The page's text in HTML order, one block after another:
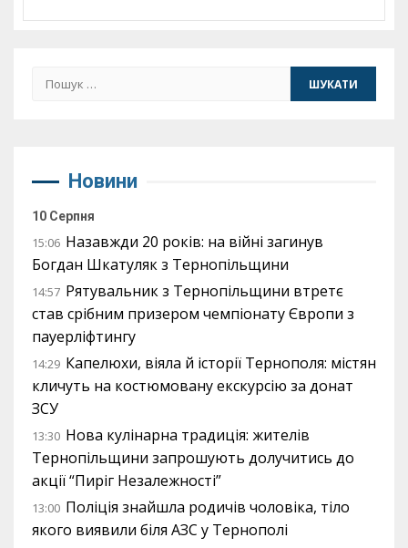
Пошук:
Новини
10 Серпня
15:06 Назавжди 20 років: на війні загинув
Богдан Шкатуляк з Тернопільщини
14:57 Рятувальник з Тернопільщини втретє
став срібним призером чемпіонату Європи з
пауерліфтингу
14:29 Капелюхи, віяла й історії Тернополя: містян
кличуть на костюмовану екскурсію за донат
ЗСУ
13:30 Нова кулінарна традиція: жителів
Тернопільщини запрошують долучитись до
акції “Пиріг Незалежності”
13:00 Поліція знайшла родичів чоловіка, тіло
якого виявили біля АЗС у Тернополі